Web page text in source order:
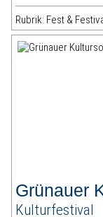
Rubrik: Fest &
Grünauer
Kulturfestival